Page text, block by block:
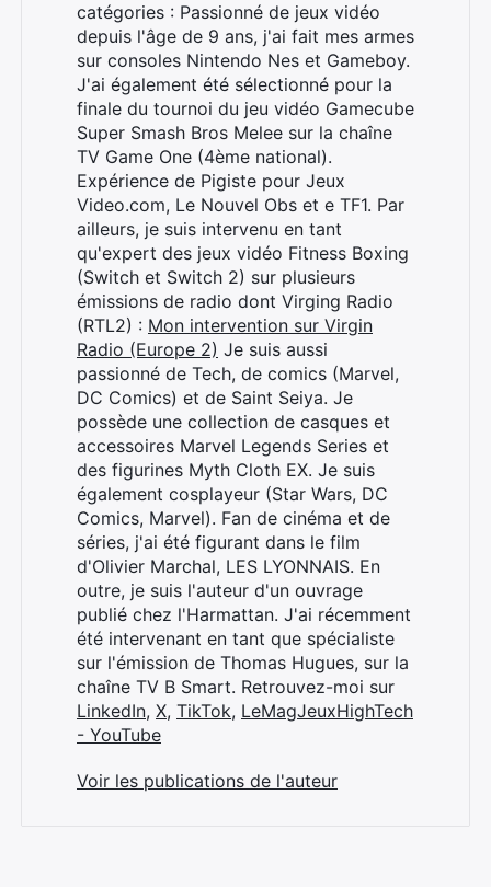
catégories : Passionné de jeux vidéo
depuis l'âge de 9 ans, j'ai fait mes armes
sur consoles Nintendo Nes et Gameboy.
J'ai également été sélectionné pour la
finale du tournoi du jeu vidéo Gamecube
Super Smash Bros Melee sur la chaîne
TV Game One (4ème national).
Expérience de Pigiste pour Jeux
Video.com, Le Nouvel Obs et e TF1. Par
ailleurs, je suis intervenu en tant
qu'expert des jeux vidéo Fitness Boxing
(Switch et Switch 2) sur plusieurs
émissions de radio dont Virging Radio
(RTL2) : Mon intervention sur Virgin
Radio (Europe 2) Je suis aussi
passionné de Tech, de comics (Marvel,
DC Comics) et de Saint Seiya. Je
possède une collection de casques et
accessoires Marvel Legends Series et
des figurines Myth Cloth EX. Je suis
également cosplayeur (Star Wars, DC
Comics, Marvel). Fan de cinéma et de
séries, j'ai été figurant dans le film
d'Olivier Marchal, LES LYONNAIS. En
outre, je suis l'auteur d'un ouvrage
publié chez l'Harmattan. J'ai récemment
été intervenant en tant que spécialiste
sur l'émission de Thomas Hugues, sur la
chaîne TV B Smart. Retrouvez-moi sur
LinkedIn, X, TikTok, LeMagJeuxHighTech
- YouTube
Voir les publications de l'auteur
Rechercher
: